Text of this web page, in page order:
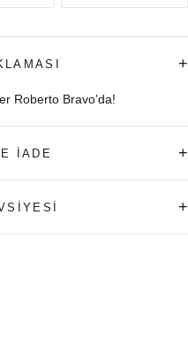
+
Roberto Bravo’da!
İADE +
+